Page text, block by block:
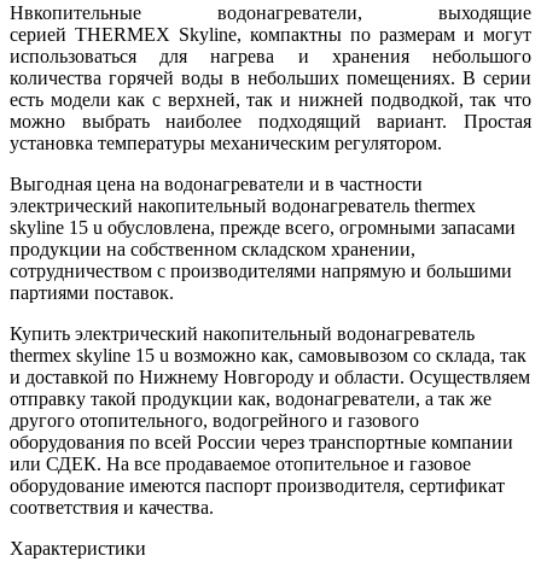
Нвкопительные водонагреватели, выходящие
серией THERMEX Skyline, компактны по размерам и могут
использоваться для нагрева и хранения небольшого
количества горячей воды в небольших помещениях. В серии
есть модели как с верхней, так и нижней подводкой, так что
можно выбрать наиболее подходящий вариант. Простая
установка температуры механическим регулятором.
Выгодная цена на водонагреватели и в частности
электрический накопительный водонагреватель thermex
skyline 15 u обусловлена, прежде всего, огромными запасами
продукции на собственном складском хранении,
сотрудничеством с производителями напрямую и большими
партиями поставок.
Купить электрический накопительный водонагреватель
thermex skyline 15 u возможно как, самовывозом со склада, так
и доставкой по Нижнему Новгороду и области. Осуществляем
отправку такой продукции как, водонагреватели, а так же
другого отопительного, водогрейного и газового
оборудования по всей России через транспортные компании
или СДЕК. На все продаваемое отопительное и газовое
оборудование имеются паспорт производителя, сертификат
соответствия и качества.
Характеристики